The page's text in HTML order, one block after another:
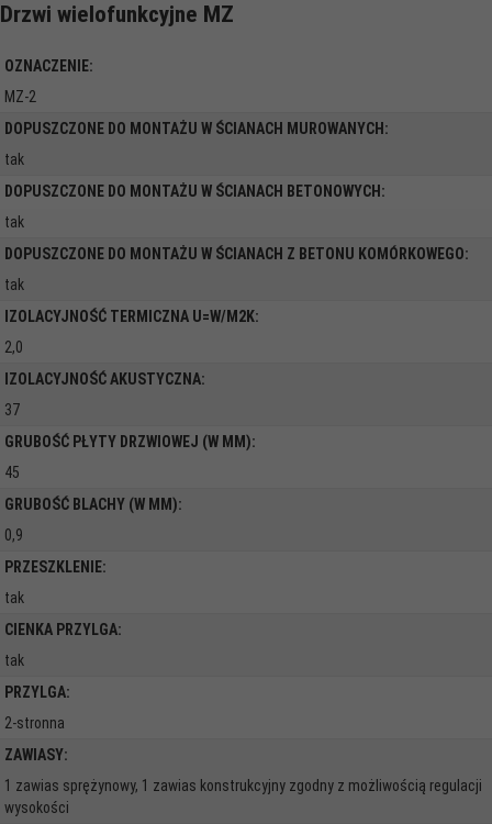
Drzwi wielofunkcyjne MZ
OZNACZENIE:
MZ-2
DOPUSZCZONE DO MONTAŻU W ŚCIANACH MUROWANYCH:
tak
DOPUSZCZONE DO MONTAŻU W ŚCIANACH BETONOWYCH:
tak
DOPUSZCZONE DO MONTAŻU W ŚCIANACH Z BETONU KOMÓRKOWEGO:
tak
IZOLACYJNOŚĆ TERMICZNA U=W/M2K:
2,0
IZOLACYJNOŚĆ AKUSTYCZNA:
37
GRUBOŚĆ PŁYTY DRZWIOWEJ (W MM):
45
GRUBOŚĆ BLACHY (W MM):
0,9
PRZESZKLENIE:
tak
CIENKA PRZYLGA:
tak
PRZYLGA:
2-stronna
ZAWIASY:
1 zawias sprężynowy, 1 zawias konstrukcyjny zgodny z możliwością regulacji
wysokości